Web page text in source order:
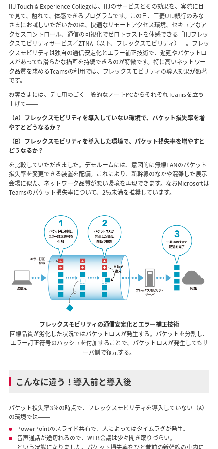
IIJ Touch & Experience Collegeは、IIJのサービスとその効果を、実際に目
で見て、触れて、体感できるプログラムです。この日、三菱UFJ銀行のみな
さまにお試しいただいたのは、快適なリモートアクセス環境、セキュアなア
クセスコントロール、通信の可視化でゼロトラストを体感できる「IIJフレッ
クスモビリティサービス／ZTNA（以下、フレックスモビリティ）」。フレッ
クスモビリティは独自の通信安定化とエラー補正技術で、遅延やパケットロ
スがあっても滑らかな描画を持続できるのが特徴です。特に高いネットワー
ク品質を求めるTeamsの利用では、フレックスモビリティの導入効果が顕著
です。
お客さまには、デモ用のごく一般的なノートPCからそれぞれTeamsを立ち
上げて――
（A）フレックスモビリティを導入していない環境で、パケット損失率を増
やすとどうなるか？
（B）フレックスモビリティを導入した環境で、パケット損失率を増やすと
どうなるか？
を比較していただきました。デモルームには、意図的に無線LANのパケット
損失率を変更できる装置を配備。これにより、新幹線のなかや混雑した展示
会場に似た、ネットワーク品質が悪い環境を再現できます。なおMicrosoftは
Teamsのパケット損失率について、2％未満を推奨しています。
フレックスモビリティの通信安定化とエラー補正技術
回線品質が劣化した状況ではパケットロスが発生する。パケットを分割し、
エラー訂正符号のハッシュを付加することで、パケットロスが発生してもサ
ーバ側で復元する。
こんなに違う！導入前と導入後
パケット損失率3％の時点で、フレックスモビリティを導入していない（A）
の環境では――
PowerPointのスライド共有で、人によってはタイムラグが発生。
音声通話が途切れるので、WEB会議は少々聞き取りづらい。
という状態になりました。パケット損失率をひと昔前の新幹線の車内に